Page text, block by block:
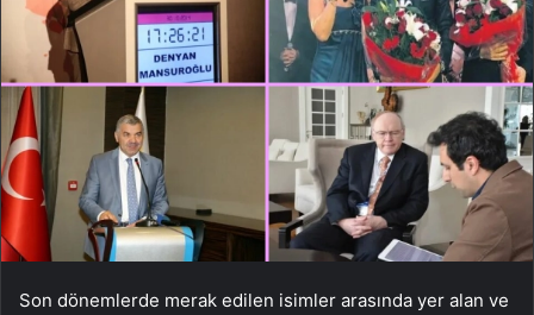
Son dönemlerde merak edilen isimler arasında yer alan ve